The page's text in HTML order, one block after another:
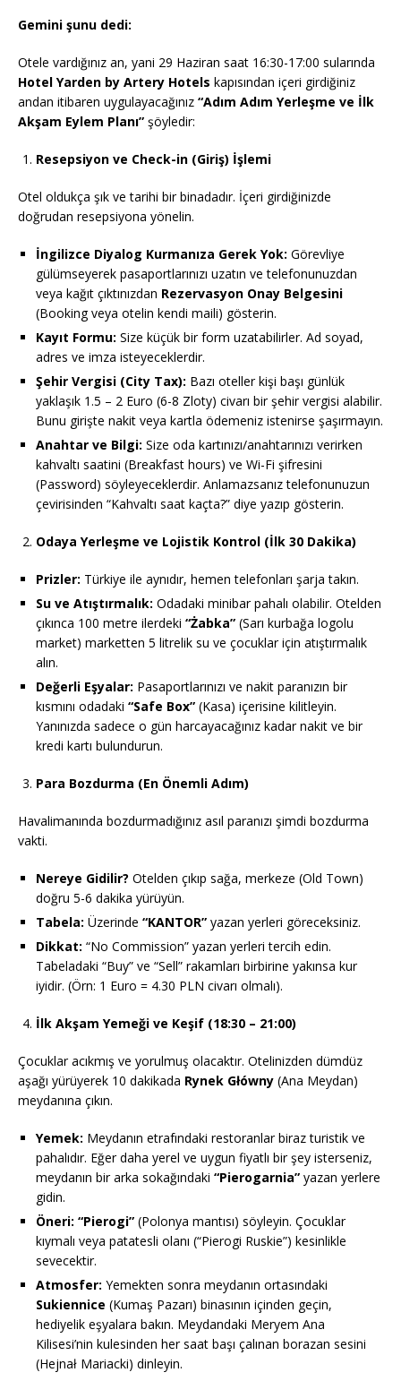
Gemini şunu dedi:
Otele vardığınız an, yani 29 Haziran saat 16:30-17:00 sularında
Hotel Yarden by Artery Hotels kapısından içeri girdiğiniz
andan itibaren uygulayacağınız “Adım Adım Yerleşme ve İlk
Akşam Eylem Planı” şöyledir:
Resepsiyon ve Check-in (Giriş) İşlemi
Otel oldukça şık ve tarihi bir binadadır. İçeri girdiğinizde
doğrudan resepsiyona yönelin.
İngilizce Diyalog Kurmanıza Gerek Yok: Görevliye
gülümseyerek pasaportlarınızı uzatın ve telefonunuzdan
veya kağıt çıktınızdan Rezervasyon Onay Belgesini
(Booking veya otelin kendi maili) gösterin.
Kayıt Formu: Size küçük bir form uzatabilirler. Ad soyad,
adres ve imza isteyeceklerdir.
Şehir Vergisi (City Tax): Bazı oteller kişi başı günlük
yaklaşık 1.5 – 2 Euro (6-8 Zloty) civarı bir şehir vergisi alabilir.
Bunu girişte nakit veya kartla ödemeniz istenirse şaşırmayın.
Anahtar ve Bilgi: Size oda kartınızı/anahtarınızı verirken
kahvaltı saatini (Breakfast hours) ve Wi-Fi şifresini
(Password) söyleyeceklerdir. Anlamazsanız telefonunuzun
çevirisinden “Kahvaltı saat kaçta?” diye yazıp gösterin.
Odaya Yerleşme ve Lojistik Kontrol (İlk 30 Dakika)
Prizler: Türkiye ile aynıdır, hemen telefonları şarja takın.
Su ve Atıştırmalık: Odadaki minibar pahalı olabilir. Otelden
çıkınca 100 metre ilerdeki “Żabka” (Sarı kurbağa logolu
market) marketten 5 litrelik su ve çocuklar için atıştırmalık
alın.
Değerli Eşyalar: Pasaportlarınızı ve nakit paranızın bir
kısmını odadaki “Safe Box” (Kasa) içerisine kilitleyin.
Yanınızda sadece o gün harcayacağınız kadar nakit ve bir
kredi kartı bulundurun.
Para Bozdurma (En Önemli Adım)
Havalimanında bozdurmadığınız asıl paranızı şimdi bozdurma
vakti.
Nereye Gidilir? Otelden çıkıp sağa, merkeze (Old Town)
doğru 5-6 dakika yürüyün.
Tabela: Üzerinde “KANTOR” yazan yerleri göreceksiniz.
Dikkat: “No Commission” yazan yerleri tercih edin.
Tabeladaki “Buy” ve “Sell” rakamları birbirine yakınsa kur
iyidir. (Örn: 1 Euro = 4.30 PLN civarı olmalı).
İlk Akşam Yemeği ve Keşif (18:30 – 21:00)
Çocuklar acıkmış ve yorulmuş olacaktır. Otelinizden dümdüz
aşağı yürüyerek 10 dakikada Rynek Główny (Ana Meydan)
meydanına çıkın.
Yemek: Meydanın etrafındaki restoranlar biraz turistik ve
pahalıdır. Eğer daha yerel ve uygun fiyatlı bir şey isterseniz,
meydanın bir arka sokağındaki “Pierogarnia” yazan yerlere
gidin.
Öneri: “Pierogi” (Polonya mantısı) söyleyin. Çocuklar
kıymalı veya patatesli olanı (“Pierogi Ruskie”) kesinlikle
sevecektir.
Atmosfer: Yemekten sonra meydanın ortasındaki
Sukiennice (Kumaş Pazarı) binasının içinden geçin,
hediyelik eşyalara bakın. Meydandaki Meryem Ana
Kilisesi’nin kulesinden her saat başı çalınan borazan sesini
(Hejnał Mariacki) dinleyin.